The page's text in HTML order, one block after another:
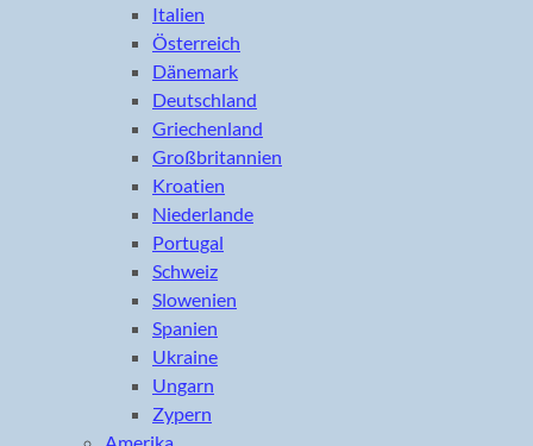
Italien
Österreich
Dänemark
Deutschland
Griechenland
Großbritannien
Kroatien
Niederlande
Portugal
Schweiz
Slowenien
Spanien
Ukraine
Ungarn
Zypern